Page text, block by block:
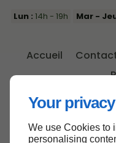
Your
We use Cookies to
personalising
Lun :14h - 19h Mar -
Accueil